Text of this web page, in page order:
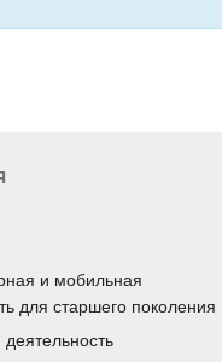
и мобильная
для старшего поколения